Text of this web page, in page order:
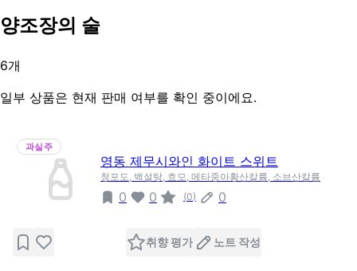
양조장의 술
6개
일부 상품은 현재 판매 여부를 확인 중이에요.
과실주
영동 제무시와인 화이트 스위트
청포도, 백설탕, 효모, 메타중아황산칼륨, 소브산칼륨
0 0 (0) 0
취향 평가 노트 작성